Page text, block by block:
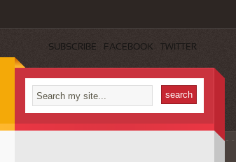
SUBSCRIBE FACEBOOK TWITTER